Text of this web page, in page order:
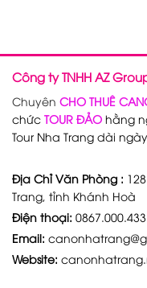
Công ty TNHH AZ
Chuyên CHO THUÊ
chức TOUR ĐẢO hằng
Tour Nha Trang dài
Địa Chỉ Văn Phòng :
Trang, tỉnh Khánh Hoà
Điện thoại:
Email:
Website: